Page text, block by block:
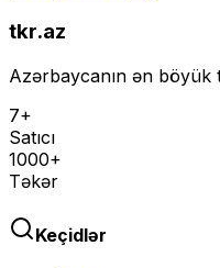
tkr.az
Azərbaycanın ən böyük
7+
Satıcı
1000+
Təkər
Keçidlər